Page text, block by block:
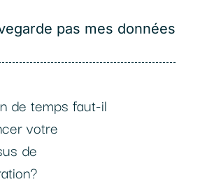
pas mes données
de temps faut-il
votre
de